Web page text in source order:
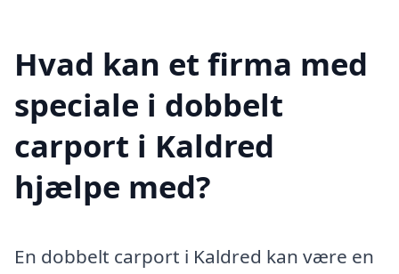
Hvad kan et firma med
speciale i dobbelt
carport i Kaldred
hjælpe med?
En dobbelt carport i Kaldred kan være en